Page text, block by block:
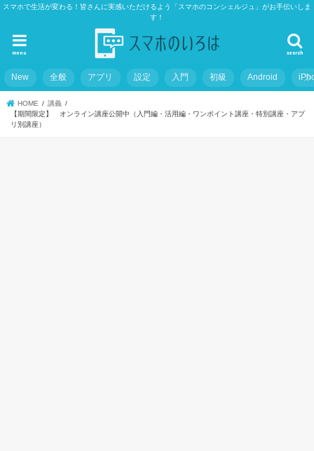
スマホで生活が変わる！皆さんに実感いただけるよう「スマホのコンシェルジュ」がお手伝いしま
す！
search
menu
New 全般 アプリ 設定 入門 初級 Android
HOME
講義
【期間限定】 オンライン講座公開中（入門編・活用編・ワンポイント講座・特別講座・アプ
リ別講座）